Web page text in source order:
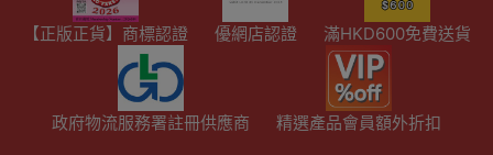
【正版正貨】商標認證 優網店認證 滿HKD600免費送貨
政府物流服務署註冊供應商 精選產品會員額外折扣